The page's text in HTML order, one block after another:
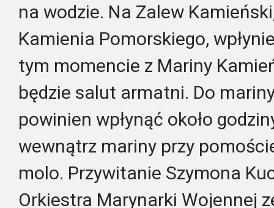
na wodzie. Na Zalew
Kamienia Pomorskiego,
tym momencie z Mariny
będzie salut armatni. Do
powinien wpłynąć około
wewnątrz mariny przy
molo. Przywitanie Szymona
Orkiestra Marynarki Wojennej